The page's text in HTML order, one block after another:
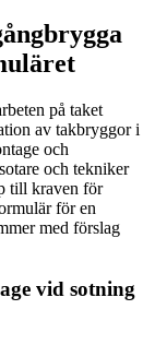
på taket
av takbryggor i
och
och tekniker
till kraven för
för en
med förslag
vid sotning